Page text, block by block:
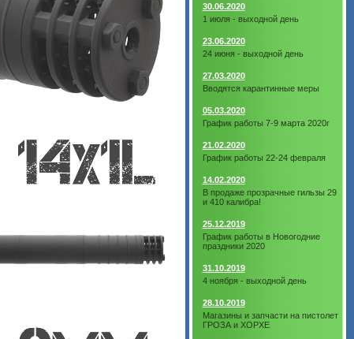
30.06.2020
1 июля - выходной день
23.06.2020
24 июня - выходной день
27.03.2020
Вводятся карантинные меры
05.03.2020
График работы 7-9 марта 2020г
21.02.2020
График работы 22-24 февраля
14.02.2020
В продаже прозрачные гильзы 29
и 410 калибра!
25.12.2019
График работы в Новогодние
праздники 2020
31.10.2019
4 ноября - выходной день
28.10.2019
Магазины и запчасти на пистолет
ГРОЗА и ХОРХЕ